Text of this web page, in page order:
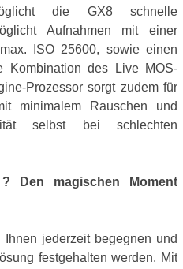
die GX8 schnelle
Aufnahmen mit einer
ISO 25600, sowie einen
Kombination des Live MOS-
Prozessor sorgt zudem für
minimalem Rauschen und
selbst bei schlechten
Den magischen Moment
jederzeit begegnen und
festgehalten werden. Mit